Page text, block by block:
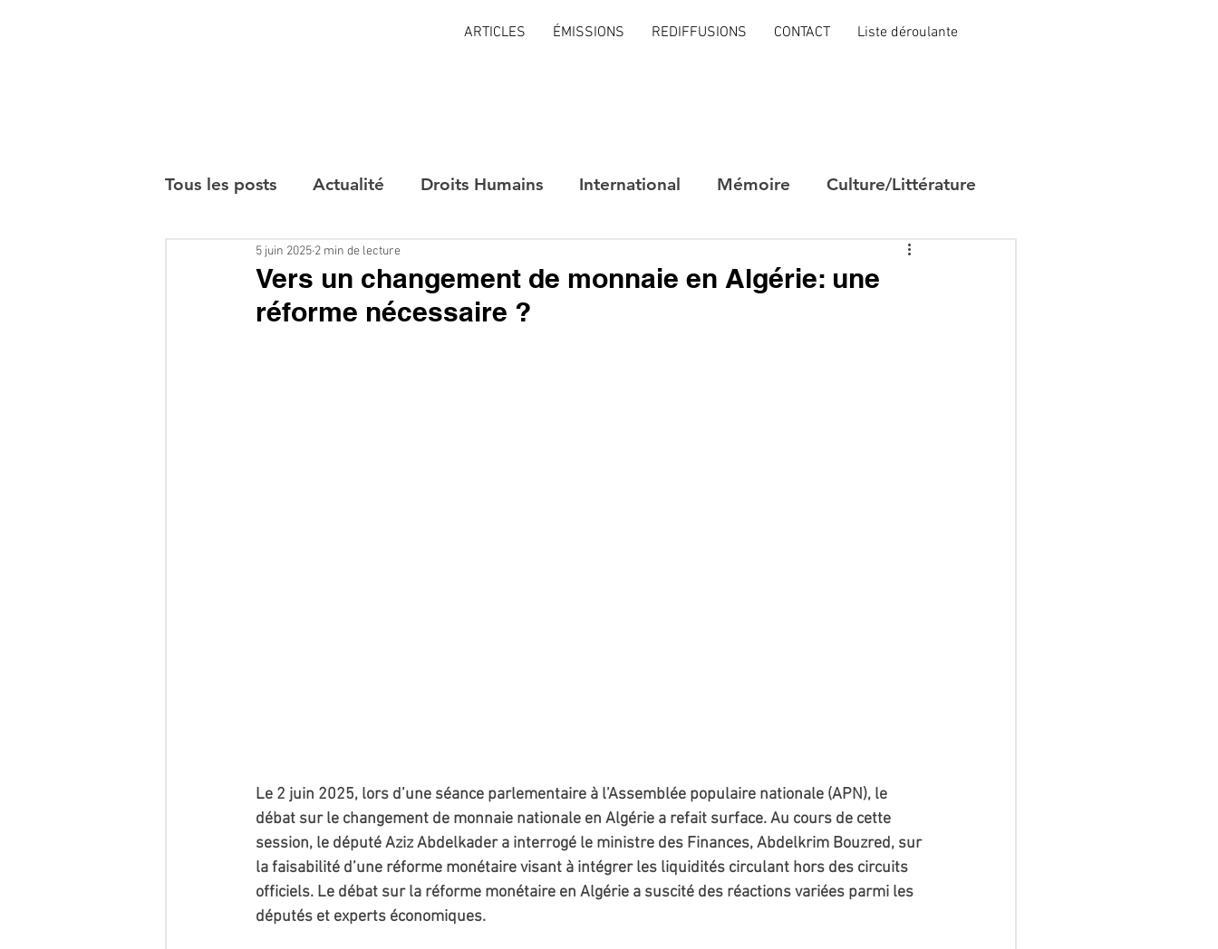
ARTICLES ÉMISSIONS REDIFFUSIONS CONTACT Liste déroulante
Tous les posts Actualité Droits Humains International Mémoire Culture/Littérature
Interviews
Vers un changement de monnaie en Algérie: une
réforme nécessaire ?
5 juin 2025 2 min de lecture
Le 2 juin 2025, lors d’une séance parlementaire à l’Assemblée populaire nationale (APN), le
débat sur le changement de monnaie nationale en Algérie a refait surface. Au cours de cette
session, le député Aziz Abdelkader a interrogé le ministre des Finances, Abdelkrim Bouzred, sur
la faisabilité d’une réforme monétaire visant à intégrer les liquidités circulant hors des circuits
officiels. Le débat sur la réforme monétaire en Algérie a suscité des réactions variées parmi les
députés et experts économiques.